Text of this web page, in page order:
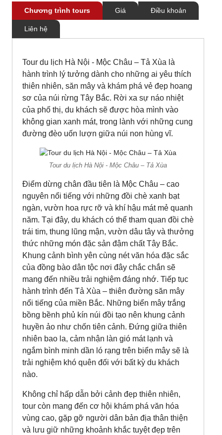
Chương trình tours Giá Điều khoản
Liên hệ
Tour du lịch Hà Nội - Mộc Châu – Tả Xùa là
hành trình lý tưởng dành cho những ai yêu thích
thiên nhiên, săn mây và khám phá vẻ đẹp hoang
sơ của núi rừng Tây Bắc. Rời xa sự náo nhiệt
của phố thị, du khách sẽ được hòa mình vào
không gian xanh mát, trong lành với những cung
đường đèo uốn lượn giữa núi non hùng vĩ.
Tour du lịch Hà Nội - Mộc Châu – Tả Xùa
Điểm dừng chân đầu tiên là Mộc Châu – cao
nguyên nổi tiếng với những đồi chè xanh bạt
ngàn, vườn hoa rực rỡ và khí hậu mát mẻ quanh
năm. Tại đây, du khách có thể tham quan đồi chè
trái tim, thung lũng mận, vườn dâu tây và thưởng
thức những món đặc sản đậm chất Tây Bắc.
Khung cảnh bình yên cùng nét văn hóa đặc sắc
của đồng bào dân tộc nơi đây chắc chắn sẽ
mang đến nhiều trải nghiệm đáng nhớ. Tiếp tục
hành trình đến Tả Xùa – thiên đường săn mây
nổi tiếng của miền Bắc. Những biển mây trắng
bồng bềnh phủ kín núi đồi tạo nên khung cảnh
huyền ảo như chốn tiên cảnh. Đứng giữa thiên
nhiên bao la, cảm nhận làn gió mát lạnh và
ngắm bình minh dần ló rạng trên biển mây sẽ là
trải nghiệm khó quên đối với bất kỳ du khách
nào.
Không chỉ hấp dẫn bởi cảnh đẹp thiên nhiên,
tour còn mang đến cơ hội khám phá văn hóa
vùng cao, gặp gỡ người dân bản địa thân thiện
và lưu giữ những khoảnh khắc tuyệt đẹp trên